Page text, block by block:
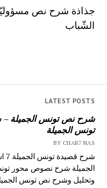
LATEST POSTS
شرح نص تونس الجميلة –
تونس الجميلة
BY CHAR7 NAS
وتحليل وشرح نص تونس
جذاذة شرح نص
الشّباب